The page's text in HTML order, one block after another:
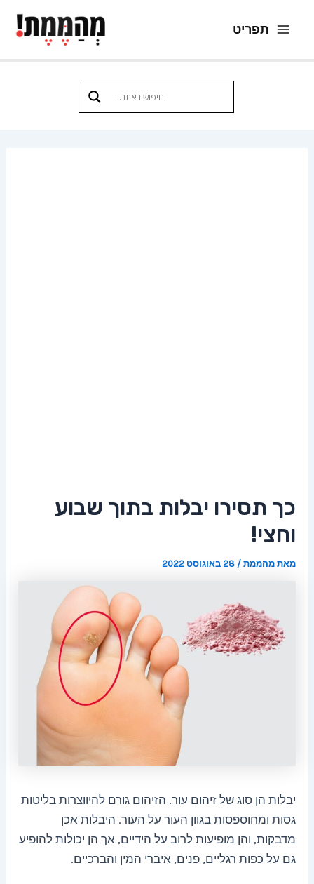
לתוכן
תפריט
כך תסירו יבלות בתוך שבוע
וחצי!
מאתמהממת/28 באוגוסט 2022
יבלות הן סוג של זיהום עור. הזיהום גורם להיווצרות בליטות
גסות ומחוספסות בגוון העור על העור. היבלות אכן
מדבקות, והן מופיעות לרוב על הידיים, אך הן יכולות להופיע
גם על כפות רגליים, פנים, איברי המין והברכיים.